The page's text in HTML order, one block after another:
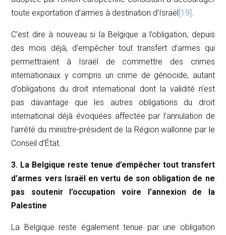
toute exportation d’armes à destination d’Israël[19].
C’est dire à nouveau si la Belgique a l’obligation, depuis
des mois déjà, d’empêcher tout transfert d’armes qui
permettraient à Israël de commettre des crimes
internationaux y compris un crime de génocide, autant
d’obligations du droit international dont la validité n’est
pas davantage que les autres obligations du droit
international déjà évoquées affectée par l’annulation de
l’arrêté du ministre-président de la Région wallonne par le
Conseil d’État.
3. La Belgique reste tenue d’empêcher tout transfert
d’armes vers Israël en vertu de son obligation de ne
pas soutenir l’occupation voire l’annexion de la
Palestine
La Belgique reste également tenue par une obligation